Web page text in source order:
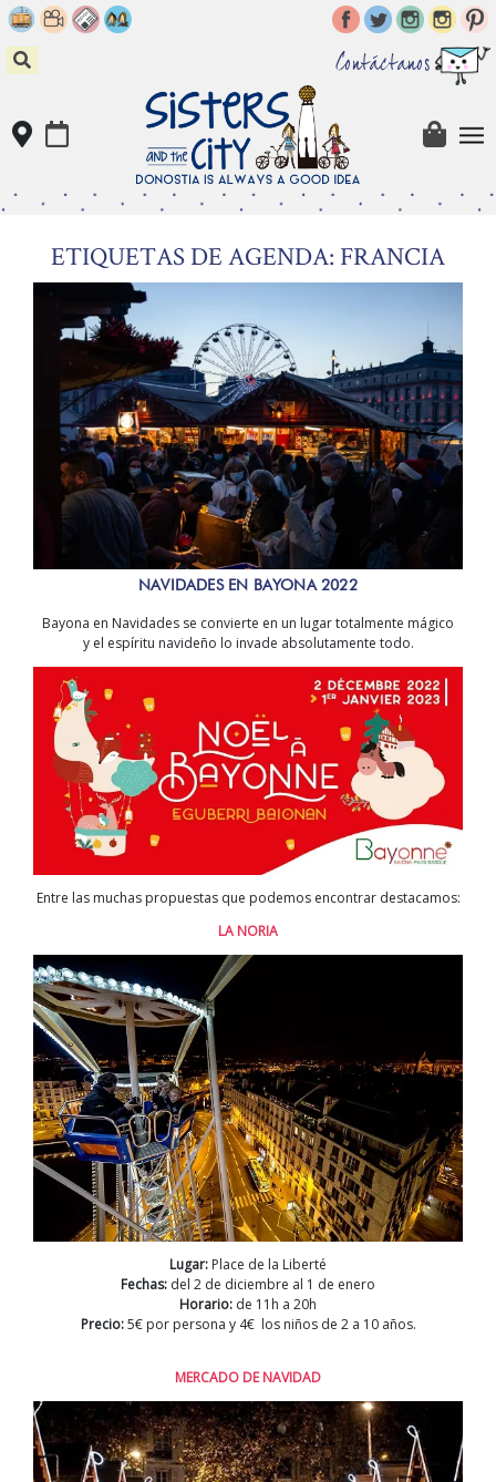
Skip
to
content
Contáctanos
ETIQUETAS DE AGENDA: FRANCIA
NAVIDADES EN BAYONA 2022
Bayona en Navidades se convierte en un lugar totalmente mágico
y el espíritu navideño lo invade absolutamente todo.
Entre las muchas propuestas que podemos encontrar destacamos:
LA NORIA
Lugar: Place de la Liberté
Fechas: del 2 de diciembre al 1 de enero
Horario: de 11h a 20h
Precio:5€ por persona y 4€ los niños de 2 a 10 años.
MERCADO DE NAVIDAD